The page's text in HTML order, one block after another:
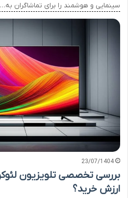
سینمایی و هوشمند را برای تماشاگران به…
23/07/1404
ارزش خرید؟